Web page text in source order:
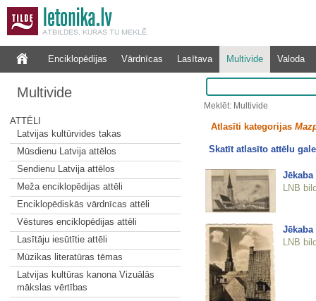
Enciklopēdijas Vārdnīcas Lasītava Multivide Valoda
Multivide
ATTĒLI
Latvijas kultūrvides takas
Mūsdienu Latvija attēlos
Sendienu Latvija attēlos
Meža enciklopēdijas attēli
Enciklopēdiskās vārdnīcas attēli
Vēstures enciklopēdijas attēli
Lasītāju iesūtītie attēli
Mūzikas literatūras tēmas
Latvijas kultūras kanona Vizuālās
mākslas vērtības
Meklēt: Multivide
Atlasīti kategorijas
Skatīt atlasīto attēlu
Jēkaba
LNB
Jēkaba
LNB